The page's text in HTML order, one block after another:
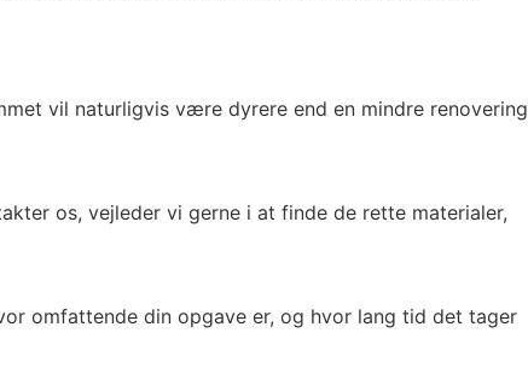
vil naturligvis være dyrere end en mindre renovering
os, vejleder vi gerne i at finde de rette materialer,
omfattende din opgave er, og hvor lang tid det tager